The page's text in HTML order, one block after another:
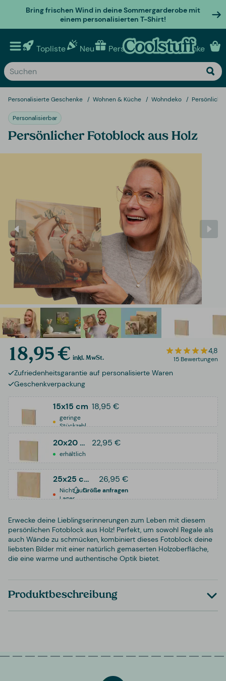
Bring frischen Wind in deine Sommergarderobe mit
einem personalisierten T-Shirt!
Topliste Neu Personalisierte geschenke
Personalisierte Geschenke Wohnen & Küche Wohndeko
Personalisierbar
Persönlicher Fotoblock aus Holz
18,95 € inkl. MwSt.
4,8
15 Bewertungen
Zufriedenheitsgarantie auf personalisierte Waren
Geschenkverpackung
15x15 cm 18,95 €
geringe
Stückzahl
20x20 cm 22,95 €
erhältlich
25x25 cm 26,95 €
Nicht auf
Lager
Größe anfragen
Erwecke deine Lieblingserinnerungen zum Leben mit diesem
persönlichen Fotoblock aus Holz! Perfekt, um sowohl Regale als
auch Wände zu schmücken, kombiniert dieses Fotoblock deine
liebsten Bilder mit einer natürlich gemaserten Holzoberfläche,
die eine warme und authentische Optik bietet.
Produktbeschreibung